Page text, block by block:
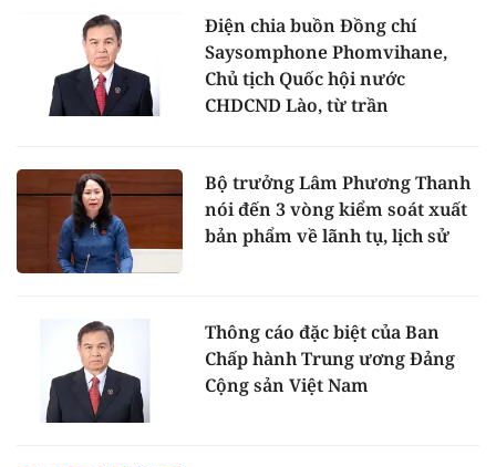
Điện chia buồn Đồng chí
Saysomphone Phomvihane,
Chủ tịch Quốc hội nước
CHDCND Lào, từ trần
Bộ trưởng Lâm Phương Thanh
nói đến 3 vòng kiểm soát xuất
bản phẩm về lãnh tụ, lịch sử
Thông cáo đặc biệt của Ban
Chấp hành Trung ương Đảng
Cộng sản Việt Nam